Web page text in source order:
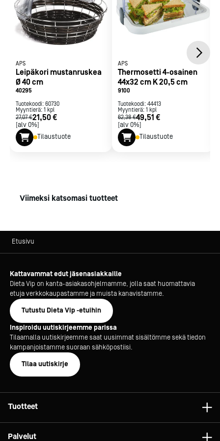
APS
Leipäkori mustanruskea
Ø 40 cm
40295
Tuotekoodi: 60730
Myyntierä: 1 kpl
27,07 €21,50 €
[alv 0%]
Tilaustuote
APS
Thermosetti 4-osainen
44x32 cm K 20,5 cm
9100
Tuotekoodi: 44413
Myyntierä: 1 kpl
62,38 €49,51 €
[alv 0%]
Tilaustuote
Viimeksi katsomasi tuotteet
Etusivu
Kattavammat edut jäsenasiakkaille
Dieta Vip on kanta-asiakasohjelmamme, jolla saat huomattavia
etuja verkkokaupastamme ja muista kanavistamme.
Tutustu Dieta Vip -etuihin
Inspiroidu uutiskirjeemme parissa
Tilaamalla uutiskirjeemme saat uusimmat sisältömme sekä tiedon
kampanjoistamme suoraan sähköpostiisi.
Tilaa uutiskirje
Tuotteet
Palvelut